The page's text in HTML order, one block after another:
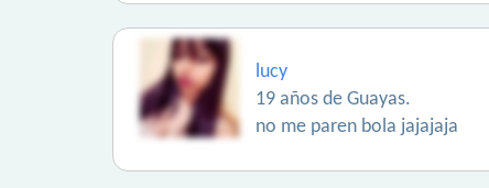
lucy
19 años de Guayas.
no me paren bola jajajaja